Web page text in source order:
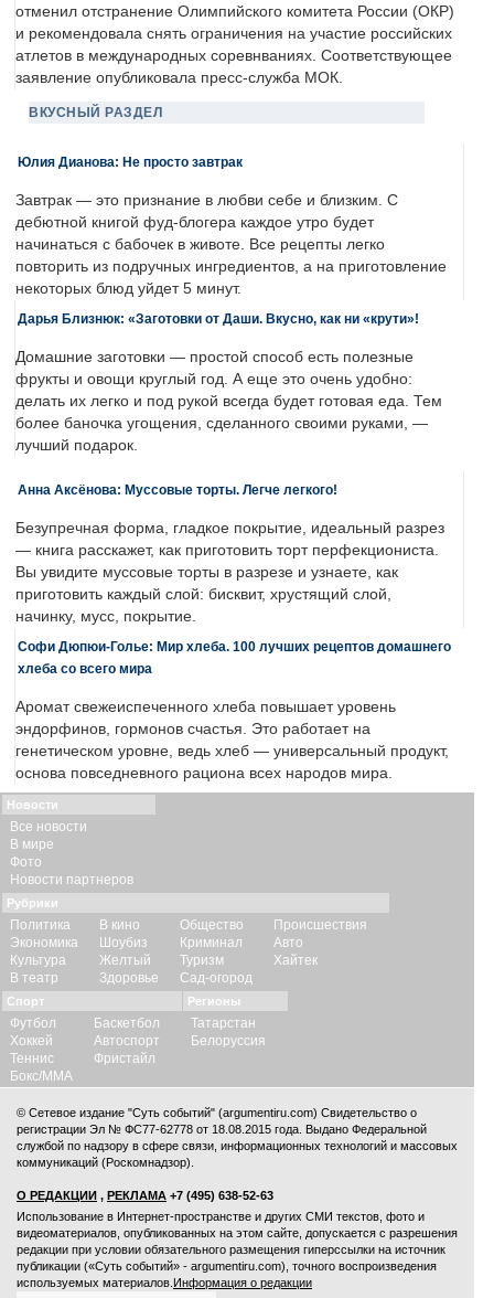
отменил отстранение Олимпийского комитета России (ОКР)
и рекомендовала снять ограничения на участие российских
атлетов в международных соревнваниях. Соответствующее
заявление опубликовала пресс-служба МОК.
ВКУСНЫЙ РАЗДЕЛ
Юлия Дианова: Не просто завтрак
Завтрак — это признание в любви себе и близким. С
дебютной книгой фуд-блогера каждое утро будет
начинаться с бабочек в животе. Все рецепты легко
повторить из подручных ингредиентов, а на приготовление
некоторых блюд уйдет 5 минут.
Дарья Близнюк: «Заготовки от Даши. Вкусно, как ни «крути»!
Домашние заготовки — простой способ есть полезные
фрукты и овощи круглый год. А еще это очень удобно:
делать их легко и под рукой всегда будет готовая еда. Тем
более баночка угощения, сделанного своими руками, —
лучший подарок.
Анна Аксёнова: Муссовые торты. Легче легкого!
Безупречная форма, гладкое покрытие, идеальный разрез
— книга расскажет, как приготовить торт перфекциониста.
Вы увидите муссовые торты в разрезе и узнаете, как
приготовить каждый слой: бисквит, хрустящий слой,
начинку, мусс, покрытие.
Софи Дюпюи-Голье: Мир хлеба. 100 лучших рецептов домашнего
хлеба со всего мира
Аромат свежеиспеченного хлеба повышает уровень
эндорфинов, гормонов счастья. Это работает на
генетическом уровне, ведь хлеб — универсальный продукт,
основа повседневного рациона всех народов мира.
Новости
Все новости
В мире
Фото
Новости партнеров
Рубрики
Политика
Экономика
Культура
В театр
В кино
Шоубиз
Желтый
Здоровье
Общество
Криминал
Туризм
Сад-огород
Происшествия
Авто
Хайтек
Спорт
Футбол
Хоккей
Теннис
Бокс/ММА
Баскетбол
Автоспорт
Фристайл
Регионы
Татарстан
Белоруссия
© Сетевое издание "Суть событий" (argumentiru.com) Свидетельство о
регистрации Эл № ФС77-62778 от 18.08.2015 года. Выдано Федеральной
службой по надзору в сфере связи, информационных технологий и массовых
коммуникаций (Роскомнадзор).
О РЕДАКЦИИ , РЕКЛАМА +7 (495) 638-52-63
Использование в Интернет-пространстве и других СМИ текстов, фото и
видеоматериалов, опубликованных на этом сайте, допускается с разрешения
редакции при условии обязательного размещения гиперссылки на источник
публикации («Суть событий» - argumentiru.com), точного воспроизведения
используемых материалов. Информация о редакции